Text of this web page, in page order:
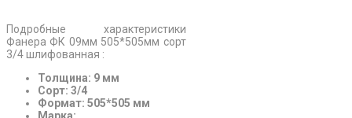
Подробные характеристики
Фанера ФК 09мм 505*505мм сорт
3/4 шлифованная :
Толщина: 9 мм
Сорт: 3/4
Формат: 505*505 мм
Марка: